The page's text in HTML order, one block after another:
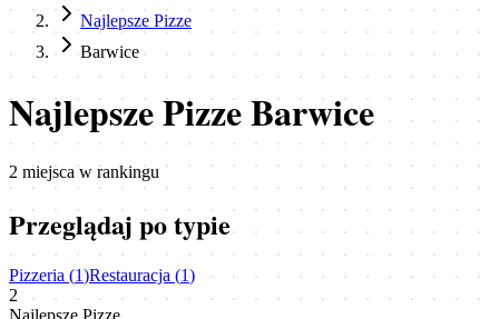
Najlepsze Pizze
Barwice
Najlepsze Pizze Barwice
2 miejscaw rankingu
Przeglądaj po typie
Pizzeria (1)Restauracja (1)
2
Najlepsze Pizze